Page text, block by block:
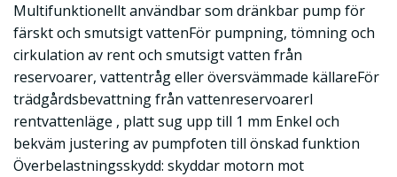
Multifunktionellt användbar som dränkbar pump för
färskt och smutsigt vattenFör pumpning, tömning och
cirkulation av rent och smutsigt vatten från
reservoarer, vattentråg eller översvämmade källareFör
trädgårdsbevattning från vattenreservoarerI
rentvattenläge , platt sug upp till 1 mm Enkel och
bekväm justering av pumpfoten till önskad funktion
Överbelastningsskydd: skyddar motorn mot